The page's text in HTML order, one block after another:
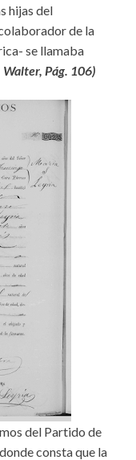
hijas del
de la
se llamaba
Pág. 106)
del Partido de
consta que la